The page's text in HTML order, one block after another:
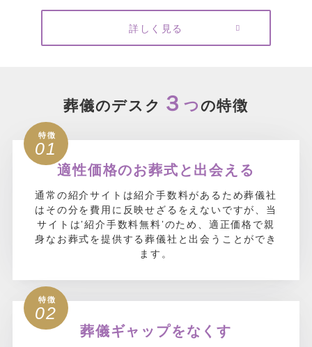
詳しく見る
葬儀のデスク ３ つの特徴
01
適性価格のお葬式と出会える
通常の紹介サイトは紹介手数料があるため葬儀社
はその分を費用に反映せざるをえないですが、 当
サイトは’紹介手数料無料’のため、適正価格で親
身なお葬式を提供する葬儀社と出会うことができ
ます。
02
葬儀ギャップをなくす